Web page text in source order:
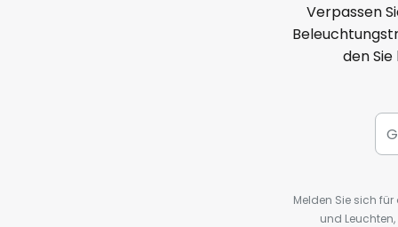
Verpassen
den
Melden Sie sich
und